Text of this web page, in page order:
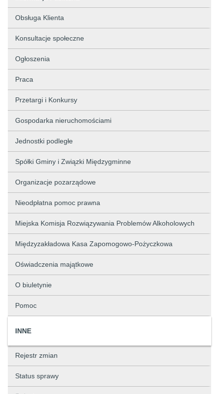
Obsługa Klienta
Konsultacje społeczne
Ogłoszenia
Praca
Przetargi i Konkursy
Gospodarka nieruchomościami
Jednostki podległe
Spółki Gminy i Związki Międzygminne
Organizacje pozarządowe
Nieodpłatna pomoc prawna
Miejska Komisja Rozwiązywania Problemów Alkoholowych
Międzyzakładowa Kasa Zapomogowo-Pożyczkowa
Oświadczenia majątkowe
O biuletynie
Pomoc
INNE
Rejestr zmian
Status sprawy